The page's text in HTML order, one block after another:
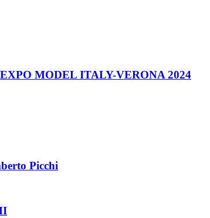
MODEL ITALY-VERONA 2024
Picchi